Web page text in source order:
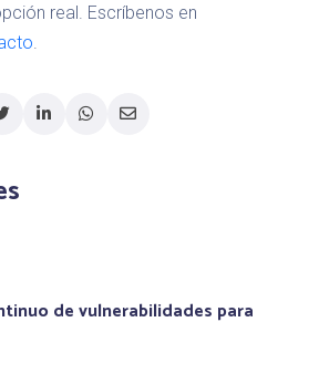
real. Escríbenos en
de vulnerabilidades para